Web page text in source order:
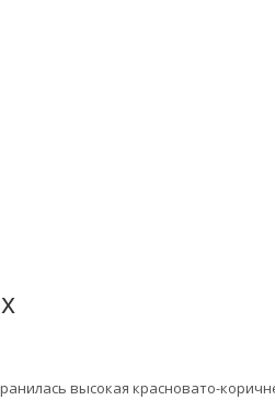
высокая красновато-